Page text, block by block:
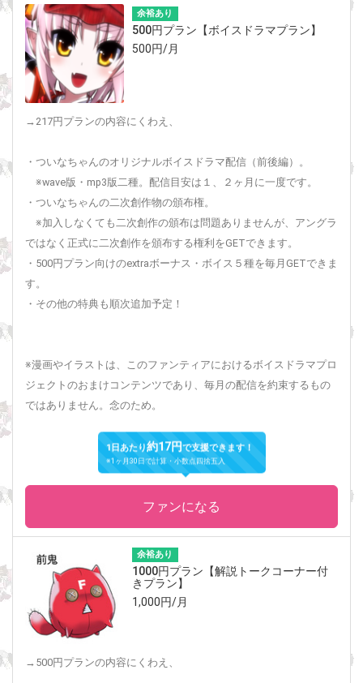
余裕あり
500円プラン【ボイスドラマプラン】
500円/月
→217円プランの内容にくわえ、
・ついなちゃんのオリジナルボイスドラマ配信（前後編）。
※wave版・mp3版二種。配信目安は１、２ヶ月に一度です。
・ついなちゃんの二次創作物の頒布権。
※加入しなくても二次創作の頒布は問題ありませんが、アングラ
ではなく正式に二次創作を頒布する権利をGETできます。
・500円プラン向けのextraボーナス・ボイス５種を毎月GETできま
す。
・その他の特典も順次追加予定！
※漫画やイラストは、このファンティアにおけるボイスドラマプロ
ジェクトのおまけコンテンツであり、毎月の配信を約束するもの
ではありません。念のため。
1日あたり約17円 で支援できます！
※1ヶ月30日で計算・小数点四捨五入
ファンになる
余裕あり
1000円プラン【解説トークコーナー付
きプラン】
1,000円/月
→500円プランの内容にくわえ、